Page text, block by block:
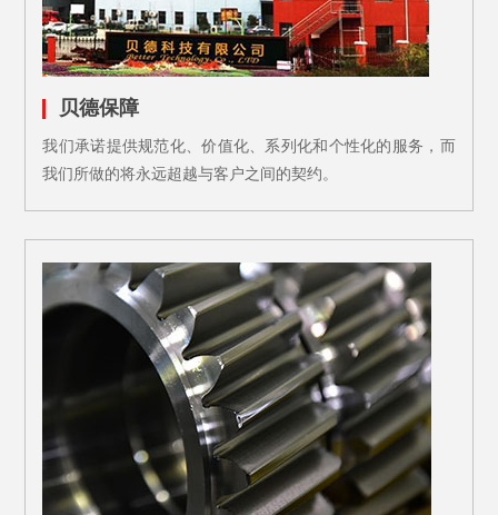
贝德保障
我们承诺提供规范化、价值化、系列化和个性化的服务，而
我们所做的将永远超越与客户之间的契约。